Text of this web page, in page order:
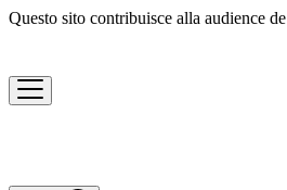
Questo sito contribuisce alla audience de